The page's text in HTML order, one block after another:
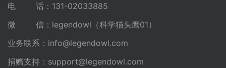
电 话：131-02033885
微 信：legendowl（科学猫头鹰01）
业务联系： info@legendowl.com
捐赠支持： support@legendowl.com